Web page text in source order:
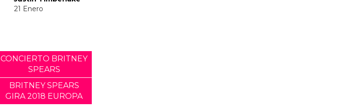
21 Enero
CONCIERTO BRITNEY
SPEARS
BRITNEY SPEARS
GIRA 2018 EUROPA